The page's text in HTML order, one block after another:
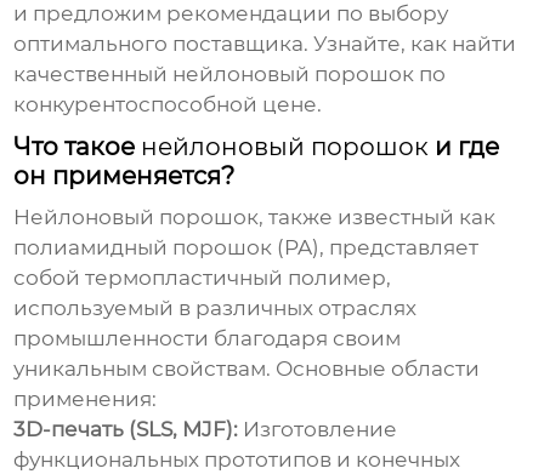
и предложим рекомендации по выбору
оптимального поставщика. Узнайте, как найти
качественный нейлоновый порошок по
конкурентоспособной цене.
Что такое нейлоновый порошок и где
он применяется?
Нейлоновый порошок, также известный как
полиамидный порошок (PA), представляет
собой термопластичный полимер,
используемый в различных отраслях
промышленности благодаря своим
уникальным свойствам. Основные области
применения:
3D-печать (SLS, MJF): Изготовление
функциональных прототипов и конечных